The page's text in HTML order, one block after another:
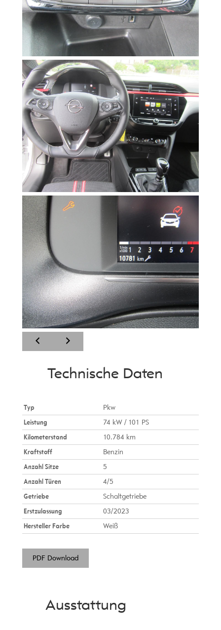
Technische Daten
Typ
Pkw
Leistung
74 kW / 101 PS
Kilometerstand
10.784 km
Kraftstoff
Benzin
Anzahl Sitze
5
Anzahl Türen
4/5
Getriebe
Schaltgetriebe
Erstzulassung
03/2023
Hersteller Farbe
Weiß
PDF Download
Ausstattung